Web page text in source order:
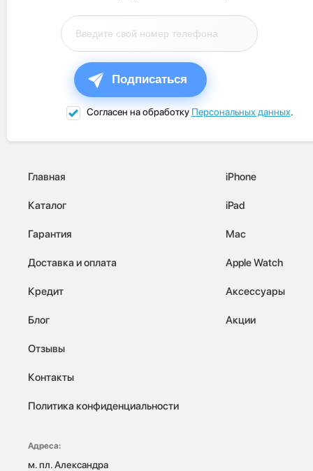
Подписаться
Согласен на обработку Персональных данных.
Главная
Каталог
Гарантия
Доставка и оплата
Кредит
Блог
Отзывы
Контакты
Политика конфиденциальности
iPhone
iPad
Mac
Apple Watch
Аксессуары
Акции
Адреса:
м. пл. Александра